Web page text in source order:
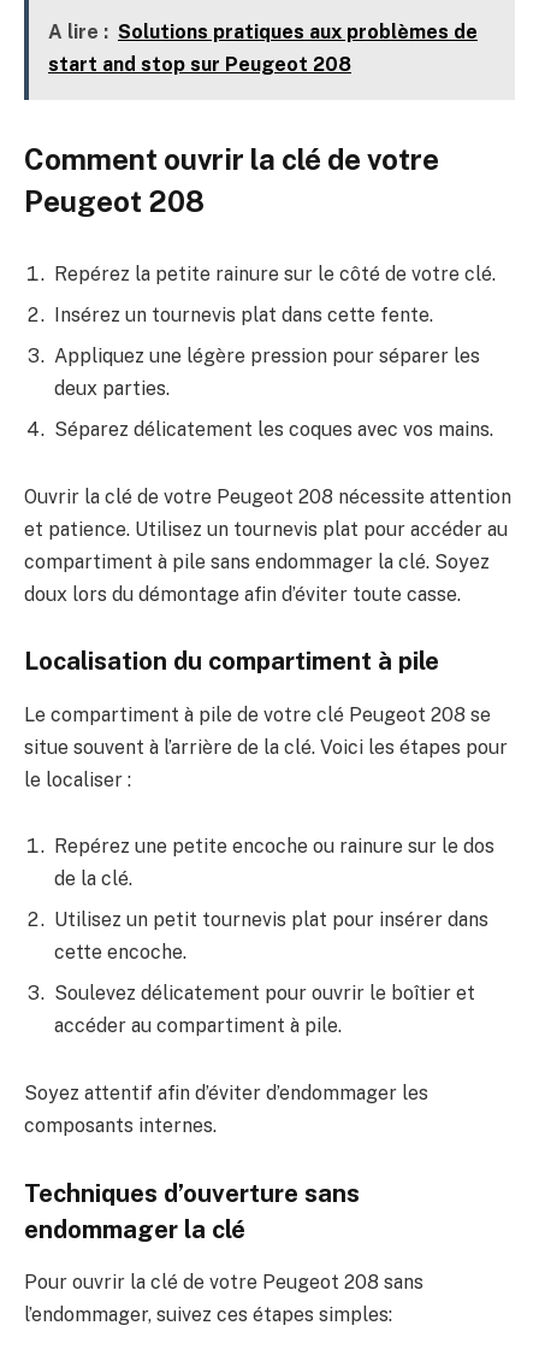
A lire : Solutions pratiques aux problèmes de
start and stop sur Peugeot 208
Comment ouvrir la clé de votre
Peugeot 208
Repérez la petite rainure sur le côté de votre clé.
Insérez un tournevis plat dans cette fente.
Appliquez une légère pression pour séparer les
deux parties.
Séparez délicatement les coques avec vos mains.
Ouvrir la clé de votre Peugeot 208 nécessite attention
et patience. Utilisez un tournevis plat pour accéder au
compartiment à pile sans endommager la clé. Soyez
doux lors du démontage afin d’éviter toute casse.
Localisation du compartiment à pile
Le compartiment à pile de votre clé Peugeot 208 se
situe souvent à l’arrière de la clé. Voici les étapes pour
le localiser :
Repérez une petite encoche ou rainure sur le dos
de la clé.
Utilisez un petit tournevis plat pour insérer dans
cette encoche.
Soulevez délicatement pour ouvrir le boîtier et
accéder au compartiment à pile.
Soyez attentif afin d’éviter d’endommager les
composants internes.
Techniques d’ouverture sans
endommager la clé
Pour ouvrir la clé de votre Peugeot 208 sans
l’endommager, suivez ces étapes simples: